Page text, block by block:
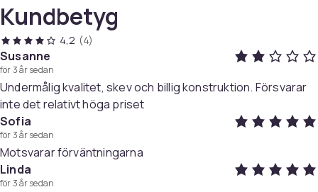
Färg:svart
Material: pulverlackerat stål
Mått:
Total (bredd x höjd x djup): 50 x 150 x 25 cm
Ram (bredd x djup): 4 x 2 cm
I paketet ingår:1 x vedställ
Varumärke: [en.casa]®
Artikel.nr.
f9419a91-ba63-4d13-8654-2b890704b3ec
Kundbetyg
4,2 (4)
Susanne
för 3 år sedan
Undermålig kvalitet, skev och billig konstruktion. Försvarar
inte det relativt höga priset
Sofia
för 3 år sedan
Motsvarar förväntningarna
Linda
för 3 år sedan